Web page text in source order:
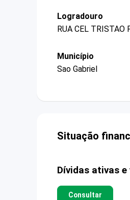
Logradouro
RUA CEL TRISTAO
Município
Sao Gabriel
Situação
Dívidas ativas e
Consultar